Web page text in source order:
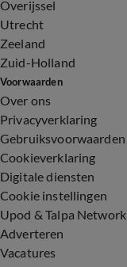
Overijssel
Utrecht
Zeeland
Zuid-Holland
Voorwaarden
Over ons
Privacyverklaring
Gebruiksvoorwaarden
Cookieverklaring
Digitale diensten
Cookie instellingen
Upod & Talpa Network
Adverteren
Vacatures